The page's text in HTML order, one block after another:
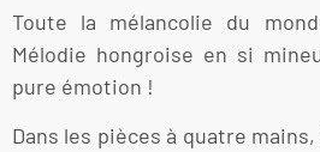
Toute la mélancolie du
Mélodie hongroise en si
pure émotion !
Dans les pièces à quatre